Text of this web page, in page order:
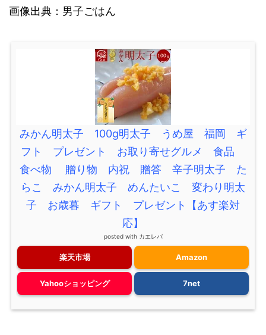
画像出典：男子ごはん
みかん明太子 100g明太子 うめ屋 福岡 ギ
フト プレゼント お取り寄せグルメ 食品
食べ物 贈り物 内祝 贈答 辛子明太子 た
らこ みかん明太子 めんたいこ 変わり明太
子 お歳暮 ギフト プレゼント【あす楽対
応】
posted with カエレバ
楽天市場 Amazon
Yahooショッピング 7net